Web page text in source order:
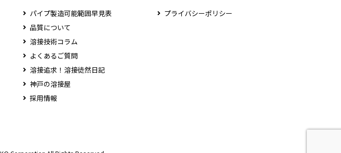
パイプ製造可能範囲早見表
品質について
溶接技術コラム
よくあるご質問
溶接追求！溶接徒然日記
神戸の溶接屋
採用情報
プライバシーポリシー